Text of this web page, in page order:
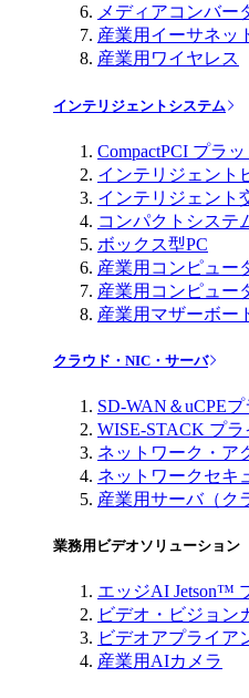
メディアコンバー
産業用イーサネッ
産業用ワイヤレス
インテリジェントシステム
CompactPCI プラ
インテリジェント
インテリジェント
コンパクトシステ
ボックス型PC
産業用コンピュー
産業用コンピュー
産業用マザーボー
クラウド・NIC・サーバ
SD-WAN＆uCPE
WISE-STACK プ
ネットワーク・ア
ネットワークセキ
産業用サーバ（ク
業務用ビデオソリューション
エッジAI Jetson™
ビデオ・ビジョン
ビデオアプライア
産業用AIカメラ